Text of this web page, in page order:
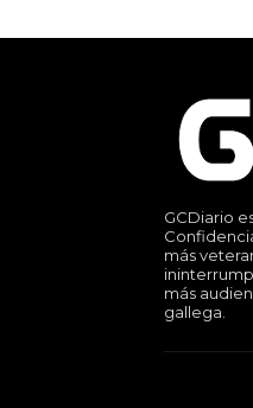
GCDiario
más
más
gallega.